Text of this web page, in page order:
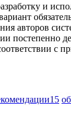
и
авторов
с
15